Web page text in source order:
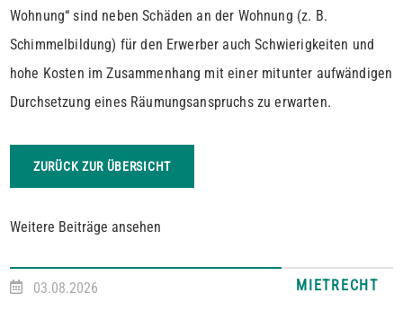
Wohnung“ sind neben Schäden an der Wohnung (z. B.
Schimmelbildung) für den Erwerber auch Schwierigkeiten und
hohe Kosten im Zusammenhang mit einer mitunter aufwändigen
Durchsetzung eines Räumungsanspruchs zu erwarten.
ZURÜCK ZUR ÜBERSICHT
Weitere Beiträge ansehen
03.08.2026 MIETRECHT